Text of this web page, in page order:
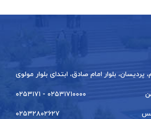
پردیسان، بلوار امام صادق، ابتدای بلوار مولوی
۰۲۵۳۱۷۱۰۰۰۰ - ۰۲۵۳۱۷۱
۰۲۵۳۲۸۰۲۶۲۷